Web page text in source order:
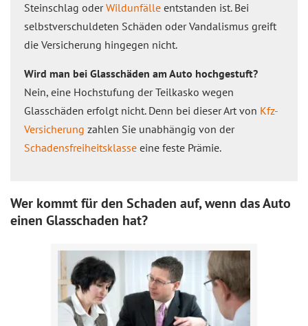
Steinschlag oderWildunfälle entstanden ist. Bei
selbstverschuldeten Schäden oder Vandalismus greift
die Versicherung hingegen nicht.
Wird man bei Glasschäden am Auto hochgestuft?
Nein, eine Hochstufung der Teilkasko wegen
Glasschäden erfolgt nicht. Denn bei dieser Art von Kfz-
Versicherung zahlen Sie unabhängig von der
Schadensfreiheitsklasse eine feste Prämie.
Wer kommt für den Schaden auf, wenn das Auto
einen Glasschaden hat?